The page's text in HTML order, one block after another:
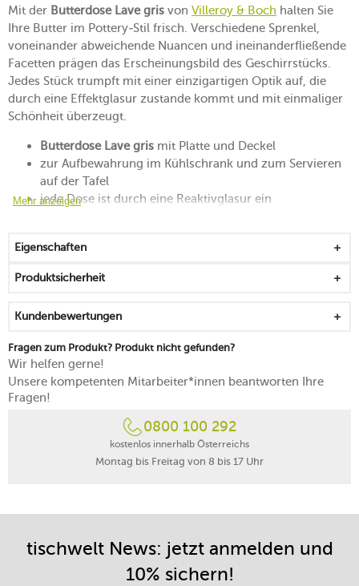
Mit der Butterdose Lave gris von Villeroy & Boch halten Sie
Ihre Butter im Pottery-Stil frisch. Verschiedene Sprenkel,
voneinander abweichende Nuancen und ineinanderfließende
Facetten prägen das Erscheinungsbild des Geschirrstücks.
Jedes Stück trumpft mit einer einzigartigen Optik auf, die
durch eine Effektglasur zustande kommt und mit einmaliger
Schönheit überzeugt.
Butterdose Lave gris mit Platte und Deckel
zur Aufbewahrung im Kühlschrank und zum Servieren
auf der Tafel
jede Dose ist durch eine Reaktivglasur ein
begeistert durch ein Grau in variierenden
Schattierungen und Abstufungen
mikrowellentauglich
spülmaschinenfest
Mehr anzeigen
Eigenschaften
Produktsicherheit
Kundenbewertungen
Fragen zum Produkt? Produkt nicht gefunden?
Wir helfen gerne!
Unsere kompetenten Mitarbeiter*innen beantworten Ihre
Fragen!
0800 100 292
kostenlos innerhalb Österreichs
Montag bis Freitag von 8 bis 17 Uhr
tischwelt News: jetzt anmelden und
10% sichern!